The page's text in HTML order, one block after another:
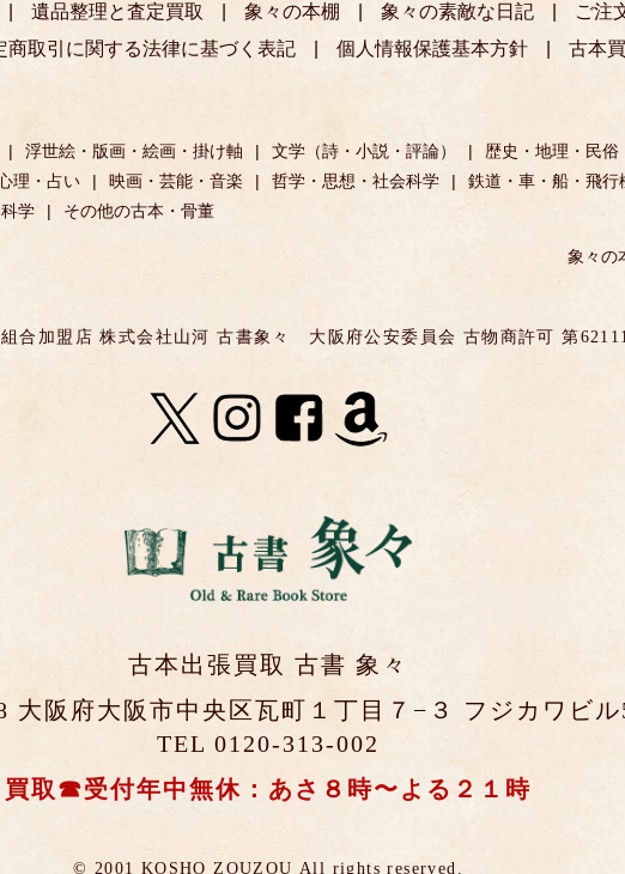
遺品整理と査定買取 象々の本棚 象々の素敵な日記
ご注
商取引に関する法律に基づく表記
個人情報保護基本方針 古本
浮世絵・版画・絵画・掛け軸 文学（詩・小説・評論） 歴史・地理・民俗
理・占い
映画・芸能・音楽 哲学・思想・社会科学
鉄道・車・船・飛行
学
その他の古本・骨董
象々の
合加盟店 株式会社山河 古書象々 大阪府公安委員会 古物商許可 第
古本出張買取 古書 象々
大阪府大阪市中央区瓦町１丁目７−３ フジカワビル
TEL 0120-313-002
買取☎受付年中無休：あさ８時〜よる２１時
© 2001 KOSHO ZOUZOU All rights reserved.